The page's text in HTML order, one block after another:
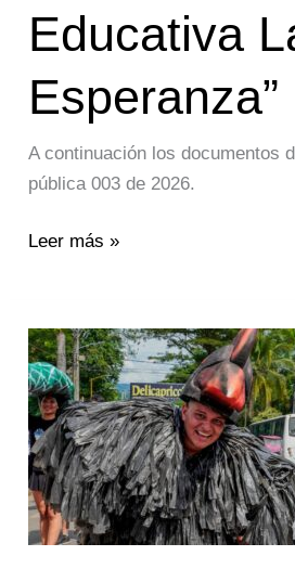
Educativa
Esperanza”
A continuación los documentos
pública 003 de 2026.
Leer más »
Invitación
pública
INV-
2026-
02